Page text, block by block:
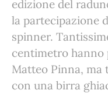
edizione del
la partecipazione
spinner.
centimetro hanno
Matteo Pinna,
con una birra